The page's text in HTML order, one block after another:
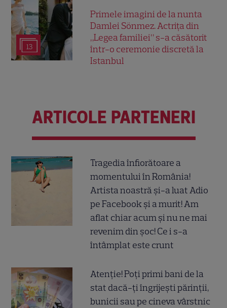
13
Primele imagini de la nunta
Damlei Sönmez. Actrița din
„Legea familiei” s-a căsătorit
într-o ceremonie discretă la
Istanbul
ARTICOLE PARTENERI
Tragedia înfiorătoare a
momentului în România!
Artista noastră și-a luat Adio
pe Facebook și a murit! Am
aflat chiar acum și nu ne mai
revenim din șoc! Ce i s-a
întâmplat este crunt
Atenție! Poți primi bani de la
stat dacă-ți îngrijești părinții,
bunicii sau pe cineva vârstnic